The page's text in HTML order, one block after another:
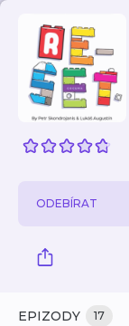
ODEBÍRAT
EPIZODY 17